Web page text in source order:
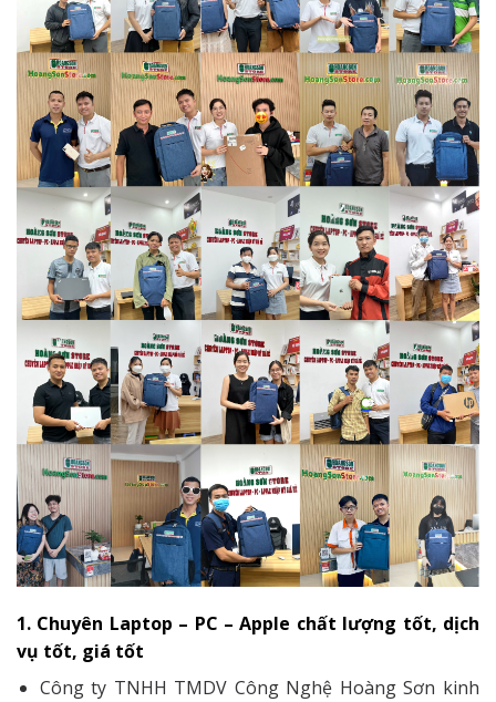
1. Chuyên Laptop – PC – Apple chất lượng tốt, dịch
vụ tốt, giá tốt
Công ty TNHH TMDV Công Nghệ Hoàng Sơn kinh